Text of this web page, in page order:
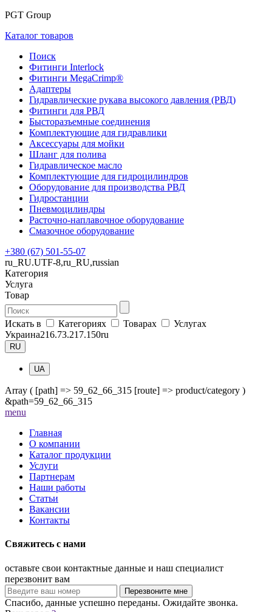
PGT Group
Каталог товаров
Поиск
Фитинги Interlock
Фитинги MegaCrimp®
Адаптеры
Гидравлические рукава высокого давления (РВД)
Фитинги для РВД
Бысторазъемные соединения
Комплектующие для гидравлики
Аксессуары для мойки
Шланг для полива
Гидравлическое масло
Комплектующие для гидроцилиндров
Оборудование для производства РВД
Гидростанции
Пневмоцилиндры
Расточно-наплавочное оборудование
Смазочное оборудование
+380 (67) 501-55-07
ru_RU.UTF-8,ru_RU,russian
Категория
Услуга
Товар
Искать в Категориях Товарах
Услугах
Украина216.73.217.150ru
RU
UA
Array ( [path] => 59_62_66_315 [route] => product/category )
&path=59_62_66_315
menu
Главная
О компании
Каталог продукции
Услуги
Партнерам
Наши работы
Статьи
Вакансии
Контакты
Свяжитесь с нами
оставьте свои контактные данные и наш специалист
перезвонит вам
Спасибо, данные успешно переданы. Ожидайте звонка.